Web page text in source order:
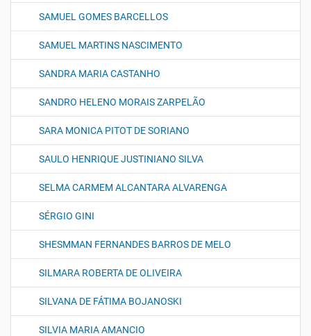
SAMUEL GOMES BARCELLOS
SAMUEL MARTINS NASCIMENTO
SANDRA MARIA CASTANHO
SANDRO HELENO MORAIS ZARPELÃO
SARA MONICA PITOT DE SORIANO
SAULO HENRIQUE JUSTINIANO SILVA
SELMA CARMEM ALCANTARA ALVARENGA
SÉRGIO GINI
SHESMMAN FERNANDES BARROS DE MELO
SILMARA ROBERTA DE OLIVEIRA
SILVANA DE FÁTIMA BOJANOSKI
SILVIA MARIA AMANCIO